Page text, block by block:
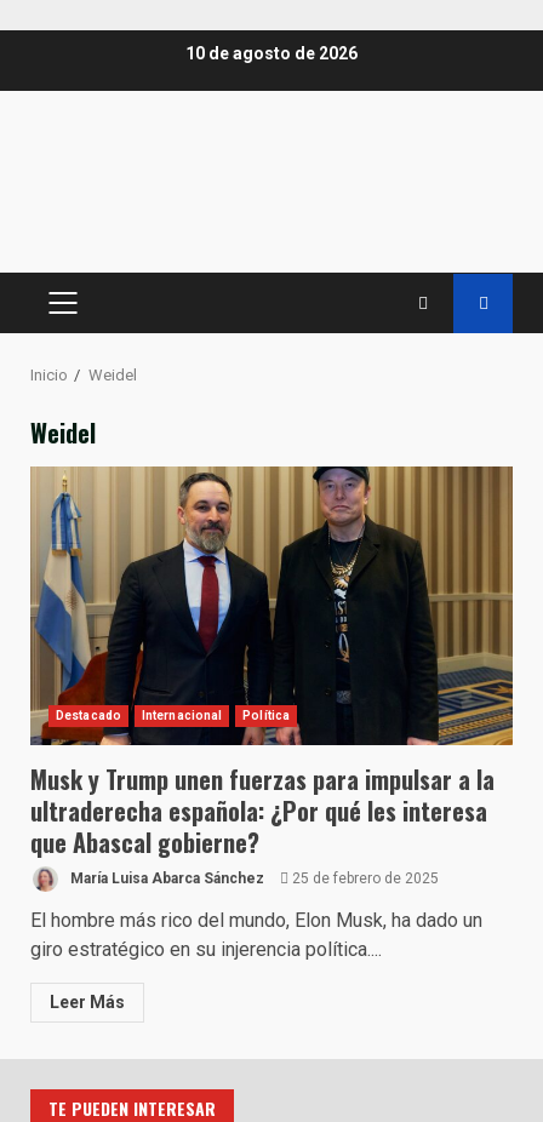
10 de agosto de 2026
MENÚ
Inicio Weidel
Weidel
Destacado Internacional Política
Musk y Trump unen fuerzas para impulsar a la
ultraderecha española: ¿Por qué les interesa
que Abascal gobierne?
María Luisa Abarca Sánchez 25 de febrero de 2025
El hombre más rico del mundo, Elon Musk, ha dado un
giro estratégico en su injerencia política....
Leer Más
TE PUEDEN INTERESAR